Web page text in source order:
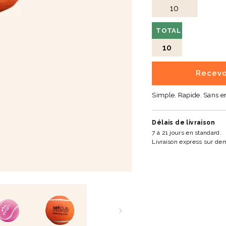
TOTAL
10
Simple. Rapide. Sans
Délais de livraison
7 à 21 jours en standard.
Livraison express sur